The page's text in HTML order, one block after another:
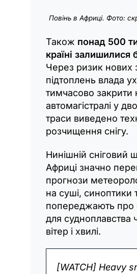
Повінь в Африці. Фото:
Також понад 500
країні залишилися
Через ризик нових
підтоплень влада
тимчасово закрити
автомагістралі у
траси виведено
розчищення снігу.
Нинішній сніговий
Африці значно
прогнози
на суші, синоптики
попереджають про
для судноплавства
вітер і хвилі.
[WATCH] Heavy